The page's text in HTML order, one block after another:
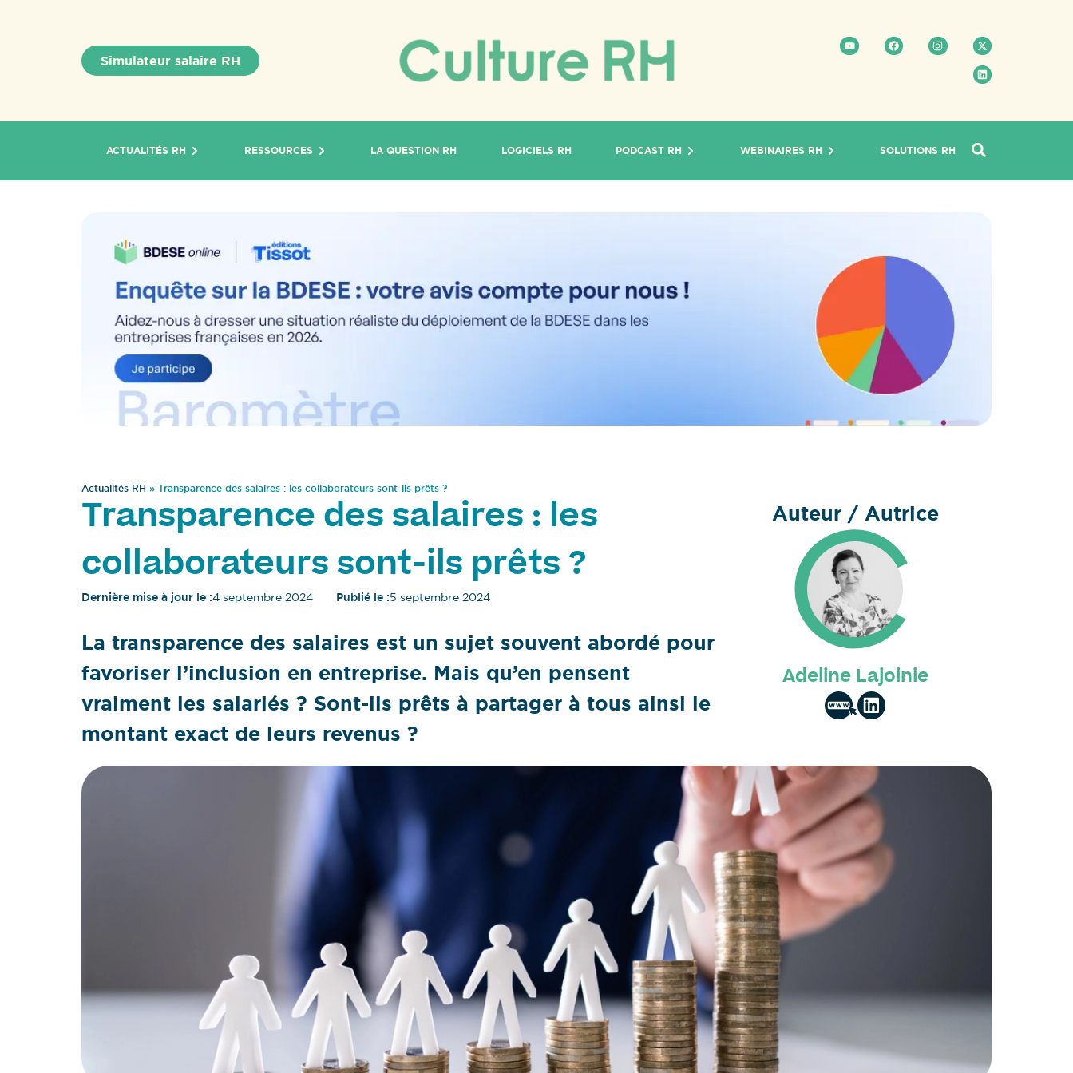
Simulateur salaire RH
ACTUALITÉS RH RESSOURCES LA QUESTION RH LOGICIELS RH PODCAST RH WEBINAIRES RH SOLUTIONS RH
Actualités RH » Transparence des salaires : les collaborateurs sont-ils prêts ?
Transparence des salaires : les
collaborateurs sont-ils prêts ?
Dernière mise à jour le :4 septembre 2024 Publié le :5 septembre 2024
La transparence des salaires est un sujet souvent abordé pour
favoriser l’inclusion en entreprise. Mais qu’en pensent
vraiment les salariés ? Sont-ils prêts à partager à tous ainsi le
montant exact de leurs revenus ?
Auteur / Autrice
Adeline Lajoinie